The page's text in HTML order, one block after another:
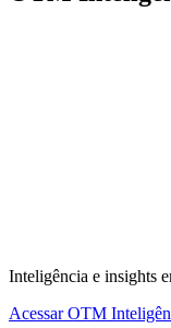
Inteligência e insights
AcessarOTM